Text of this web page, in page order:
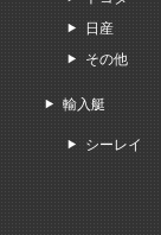
日産
その他
輸入艇
シーレイ